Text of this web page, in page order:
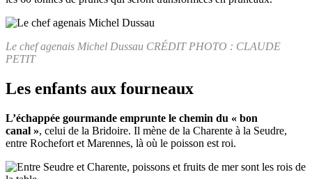
Le chef agenais Michel Dussau CRÉDIT PHOTO : CLAUDE
PETIT
Les enfants aux fourneaux
L’échappée gourmande emprunte le chemin du « bon
canal », celui de la Bridoire. Il mène de la Charente à la Seudre,
entre Rochefort et Marennes, là où le poisson est roi.